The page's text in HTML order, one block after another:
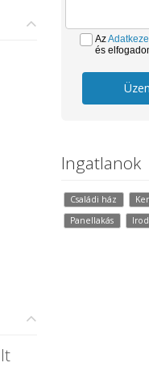
Az
és
Ingatlanok
Családi ház
Panellakás